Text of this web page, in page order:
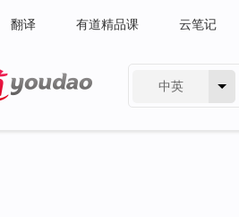
翻译 有道精品课 云笔记
中英